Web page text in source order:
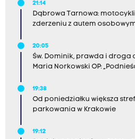
21:14
Dąbrowa Tarnowa:
zderzeniu z autem
20:05
Św. Dominik, prawda i droga
Maria Norkowski OP:
19:38
Od poniedziałku większa
parkowania w Krakowie
19:12